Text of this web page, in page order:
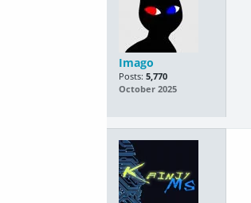
Imago
Posts: 5,770
October 2025